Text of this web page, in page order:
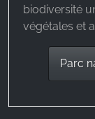
biodiversité
végétales et
Parc
Cookie
24